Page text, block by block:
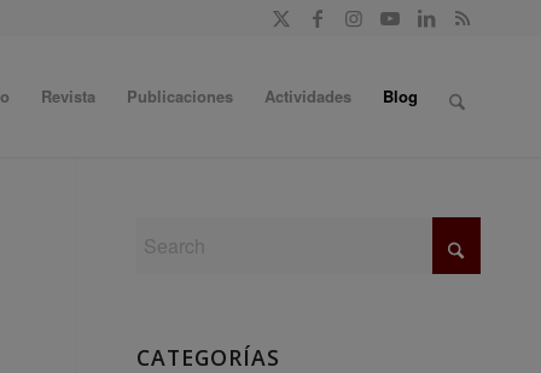
Revista Publicaciones Actividades Blog
CATEGORÍAS